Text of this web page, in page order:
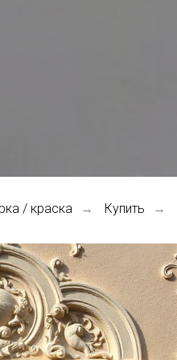
/ краска → Купить →